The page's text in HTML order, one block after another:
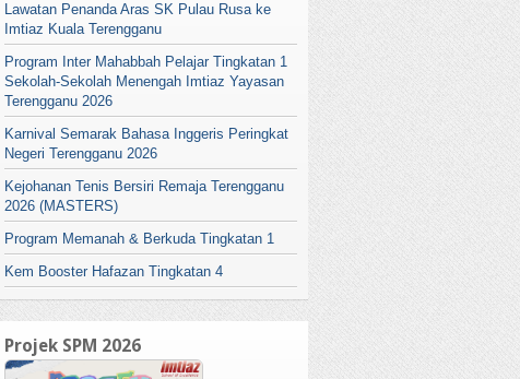
Lawatan Penanda Aras SK Pulau Rusa ke
Imtiaz Kuala Terengganu
Program Inter Mahabbah Pelajar Tingkatan 1
Sekolah-Sekolah Menengah Imtiaz Yayasan
Terengganu 2026
Karnival Semarak Bahasa Inggeris Peringkat
Negeri Terengganu 2026
Kejohanan Tenis Bersiri Remaja Terengganu
2026 (MASTERS)
Program Memanah & Berkuda Tingkatan 1
Kem Booster Hafazan Tingkatan 4
Projek SPM 2026